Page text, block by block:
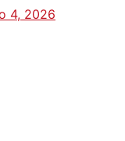
4, 2026